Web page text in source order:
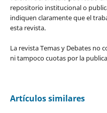
repositorio institucional o
indiquen claramente que el
esta revista.
La revista Temas y Debates no
ni tampoco cuotas por la
Artículos similares